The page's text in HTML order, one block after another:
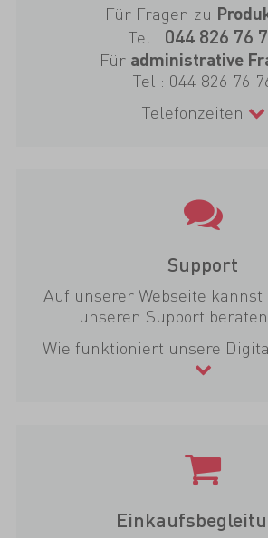
Für Fragen zu
Tel.: 044 826 76
Für administrative
Tel.: 044 826 76
Telefonzeiten
Support
Auf unserer Webseite
unseren Support
Wie funktioniert unsere